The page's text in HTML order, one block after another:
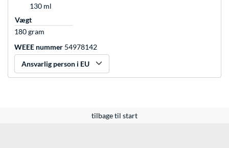
130 ml
Vægt
180 gram
WEEE nummer 54978142
Ansvarlig person i EU
tilbage til start